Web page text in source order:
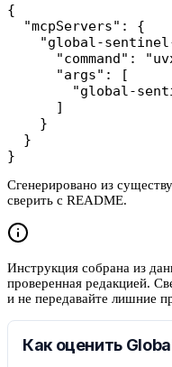
{
  "mcpServers": {
"global-
"command":
      "args": [
"global-
      ]
    }
  }
}
Сгенерировано из
сверить с README.
Инструкция собрана из
проверенная редакцией.
и не передавайте лишние
Как оценить